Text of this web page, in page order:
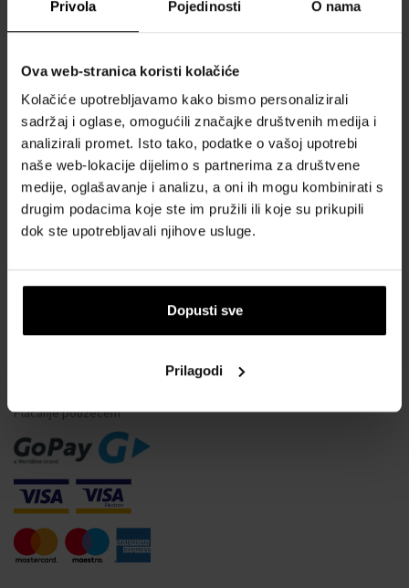
Privola Pojedinosti O nama
Ova web-stranica koristi kolačiće
Kolačiće upotrebljavamo kako bismo personalizirali
sadržaj i oglase, omogućili značajke društvenih medija i
analizirali promet. Isto tako, podatke o vašoj upotrebi
naše web-lokacije dijelimo s partnerima za društvene
medije, oglašavanje i analizu, a oni ih mogu kombinirati s
drugim podacima koje ste im pružili ili koje su prikupili
dok ste upotrebljavali njihove usluge.
Dopusti sve
Prilagodi
Način dostave
Kada ću dobiti naručenu robu?
Zašto parfemi i satovi od nas?
Što je tester parfema?
Vodootpornost satova
Često postavljana pitanja
Samo originalna roba
Odustajanje od ugovora
Promjena pristanka za kolačiće
Plaćanje pouzećem